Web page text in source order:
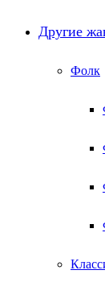
Другие
Фолк